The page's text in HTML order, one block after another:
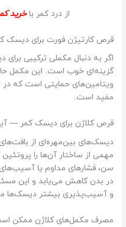
از درد کمر باخرید
قرص کارتیژن فورت برای دیسک
اگر به دنبال مکملی ترکیبی
گزینه‌ای خوب است. این مکمل
ویتامین‌های حمایتی است که
مفید است.
قرص کلاژن برای دیسک کمر —
دیسک‌های بین‌مهره‌ای از
مهمی از ساختار آن‌ها را
سن، فشارهای مداوم یا
در بدن کاهش می‌یابد و این
و آسیب‌پذیری بیشتر دیسک‌ها
مصرف مکمل‌های کلاژن ممکن